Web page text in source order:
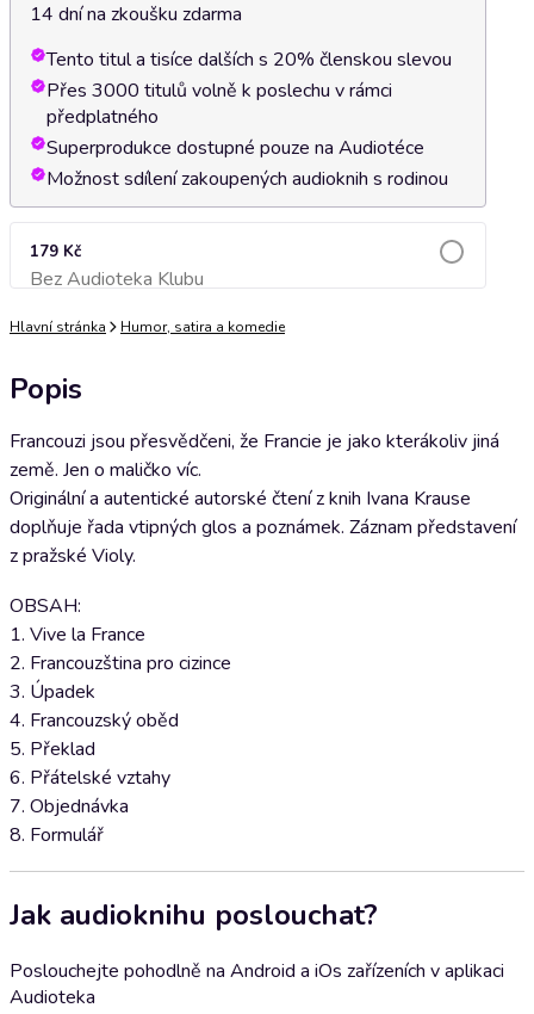
14 dní na zkoušku zdarma
Tento titul a tisíce dalších s 20% členskou slevou
Přes 3000 titulů volně k poslechu v rámci
předplatného
Superprodukce dostupné pouze na Audiotéce
Možnost sdílení zakoupených audioknih s rodinou
179 Kč
Bez Audioteka KlubuPřidat do košíku
Hlavní stránka Humor, satira a komedie
Popis
Francouzi jsou přesvědčeni, že Francie je jako kterákoliv jiná
země. Jen o maličko víc.
Originální a autentické autorské čtení z knih Ivana Krause
doplňuje řada vtipných glos a poznámek. Záznam představení
z pražské Violy.
OBSAH:
1. Vive la France
2. Francouzština pro cizince
3. Úpadek
4. Francouzský oběd
5. Překlad
6. Přátelské vztahy
7. Objednávka
8. Formulář
Jak audioknihu poslouchat?
Poslouchejte pohodlně na Android a iOs zařízeních v aplikaci
Audioteka